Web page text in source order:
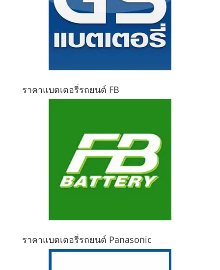
ราคาแบตเตอรี่รถยนต์ FB
ราคาแบตเตอรี่รถยนต์ Panasonic